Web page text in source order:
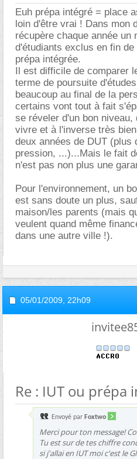
Euh prépa intégré = place
loin d'être vrai ! Dans mon
récupère chaque année un
d'étudiants exclus en fin
prépa intégrée.
Il est difficile de comparer
terme de poursuite
beaucoup au final de la
certains vont tout à fait
se réveler d'un bon
vivre et à l'inverse très
deux années de DUT (plus
pression, ...)...Mais le fait
n'est pas non plus une
Pour l'environnement, un
est sans doute un plus,
maison/les parents (mais
veulent quand même
dans une autre ville !).
05/01/2009, 22h09
Re : IUT ou prépa
Envoyé par Foxtwo
Merci pour ton message!
Tu est sur de tes chiffre
si j'allai en IUT moi c'est le